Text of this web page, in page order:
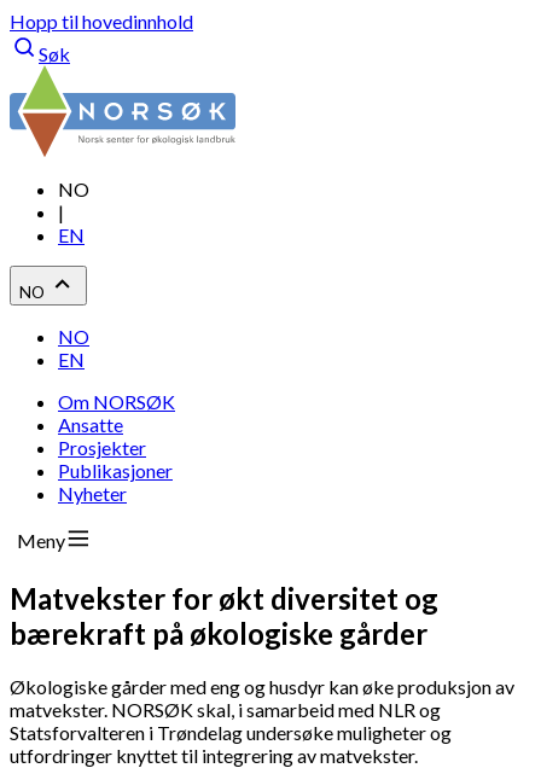
Hopp til hovedinnhold
Søk
NO
|
EN
NO
NO
EN
Om NORSØK
Ansatte
Prosjekter
Publikasjoner
Nyheter
Meny
Matvekster for økt diversitet og
bærekraft på økologiske gårder
Økologiske gårder med eng og husdyr kan øke produksjon av
matvekster. NORSØK skal, i samarbeid med NLR og
Statsforvalteren i Trøndelag undersøke muligheter og
utfordringer knyttet til integrering av matvekster.